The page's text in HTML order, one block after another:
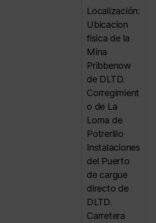
Localización:
Ubicacion
fisica de la
Mina
Pribbenow
de DLTD.
Corregimient
o de La
Loma de
Potrerillo
Instalaciones
del Puerto
de cargue
directo de
DLTD.
Carretera